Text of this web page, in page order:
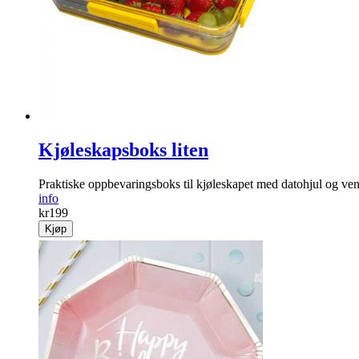
Kjøleskapsboks liten
Praktiske oppbevaringsboks til kjøleskapet med datohjul og
info
kr199
Kjøp